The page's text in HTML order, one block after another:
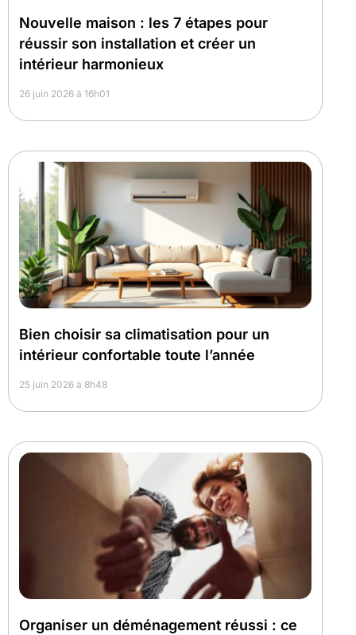
Nouvelle maison : les 7 étapes pour
réussir son installation et créer un
intérieur harmonieux
26 juin 2026 à 16h01
Bien choisir sa climatisation pour un
intérieur confortable toute l’année
25 juin 2026 à 8h48
Organiser un déménagement réussi : ce